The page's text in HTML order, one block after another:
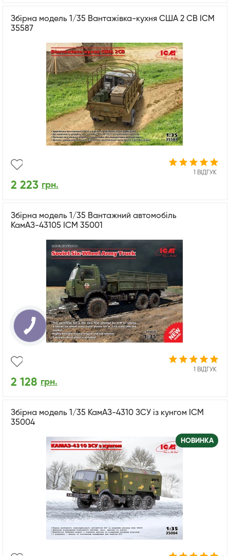
Збірна модель 1/35 Вантажівка-кухня США 2 СВ ICM
35587
1 ВІДГУК
2 223 грн.
Збірна модель 1/35 Вантажний автомобіль
КамАЗ-43105 ICM 35001
1 ВІДГУК
2 128 грн.
Збірна модель 1/35 КамАЗ-4310 ЗСУ із кунгом ICM
35004
НОВИНКА